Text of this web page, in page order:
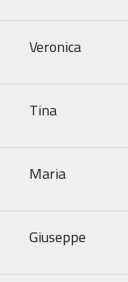
Veronica
Tina
Maria
Giuseppe